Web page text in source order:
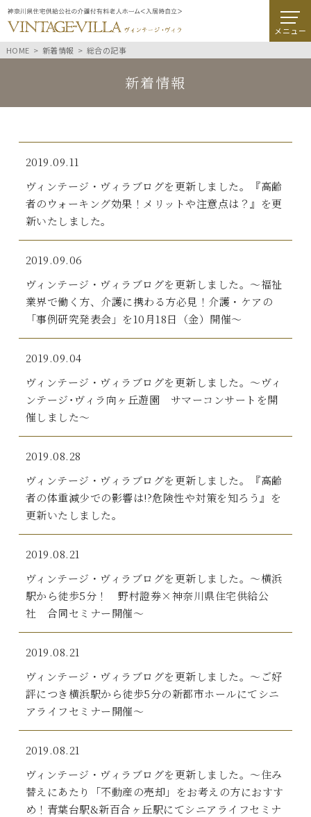
メニュー
HOME
新着情報 総合の記事
新着情報
2019.09.11
ヴィンテージ・ヴィラブログを更新しました。『高齢
者のウォーキング効果！メリットや注意点は？』を更
新いたしました。
2019.09.06
ヴィンテージ・ヴィラブログを更新しました。～福祉
業界で働く方、介護に携わる方必見！介護・ケアの
「事例研究発表会」を10月18日（金）開催～
2019.09.04
ヴィンテージ・ヴィラブログを更新しました。～ヴィ
ンテージ･ヴィラ向ヶ丘遊園 サマーコンサートを開
催しました～
2019.08.28
ヴィンテージ・ヴィラブログを更新しました。『高齢
者の体重減少での影響は!?危険性や対策を知ろう』を
更新いたしました。
2019.08.21
ヴィンテージ・ヴィラブログを更新しました。～横浜
駅から徒歩5分！ 野村證券×神奈川県住宅供給公
社 合同セミナー開催～
2019.08.21
ヴィンテージ・ヴィラブログを更新しました。～ご好
評につき横浜駅から徒歩5分の新都市ホールにてシニ
アライフセミナー開催～
2019.08.21
ヴィンテージ・ヴィラブログを更新しました。～住み
替えにあたり「不動産の売却」をお考えの方におすす
め！青葉台駅&新百合ヶ丘駅にてシニアライフセミナ